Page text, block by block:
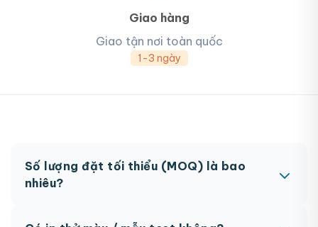
Giao hàng
Giao tận nơi toàn quốc
1-3 ngày
Số lượng đặt tối thiểu (MOQ) là bao
nhiêu?